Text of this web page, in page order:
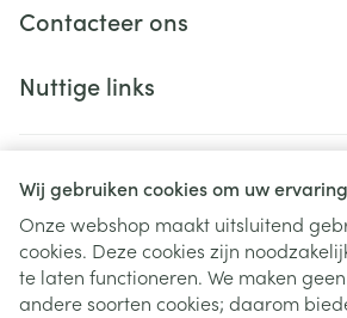
Wij gebruiken cookies om uw
Onze webshop maakt uitsluitend
cookies. Deze cookies zijn
te laten functioneren. We maken
andere soorten cookies; daarom
Contacteer ons
Nuttige links